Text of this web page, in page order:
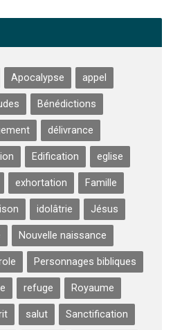
Apocalypse appel
Bénédictions
délivrance
Edification eglise
exhortation Famille
idolâtrie Jésus
Nouvelle naissance
Personnages bibliques
refuge Royaume
salut Sanctification